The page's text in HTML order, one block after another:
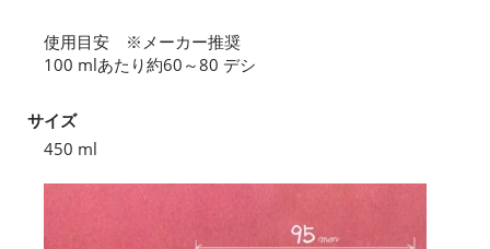
使用目安 ※メーカー推奨
100 mlあたり約60～80 デシ
サイズ
450 ml